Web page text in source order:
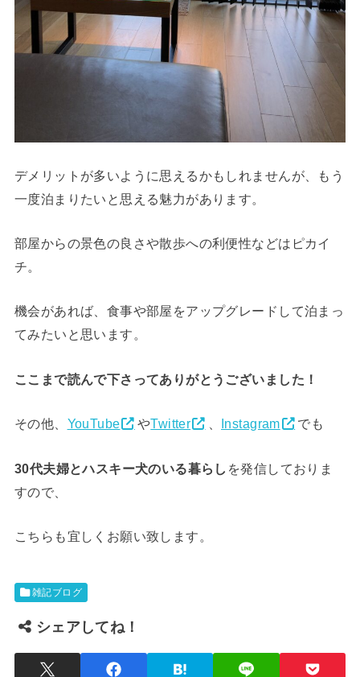
デメリットが多いように思えるかもしれませんが、もう
一度泊まりたいと思える魅力があります。
部屋からの景色の良さや散歩への利便性などはピカイ
チ。
機会があれば、食事や部屋をアップグレードして泊まっ
てみたいと思います。
ここまで読んで下さってありがとうございました！
その他、 YouTube やTwitter Instagram でも
30代夫婦とハスキー犬のいる暮らし を発信しておりま
すので、
こちらも宜しくお願い致します。
雑記ブログ
シェアしてね！